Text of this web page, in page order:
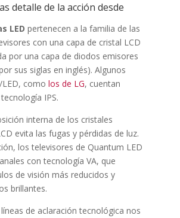
detalle de la acción desde
LED pertenecen a la familia de las
con una capa de cristal LCD
por una capa de diodos emisores
sus siglas en inglés). Algunos
como los de LG, cuentan
IPS.
interna de los cristales
evita las fugas y pérdidas de luz.
los televisores de Quantum LED
con tecnología VA, que
de visión más reducidos y
brillantes.
de aclaración tecnológica nos